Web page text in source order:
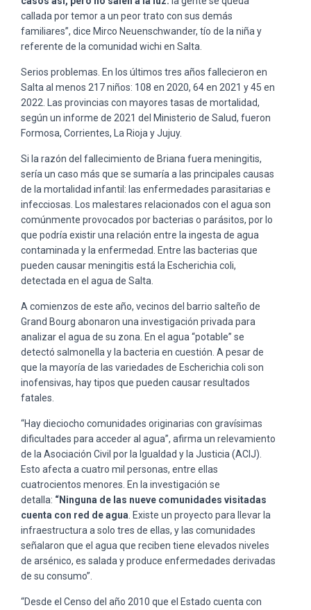
callada por temor a un peor trato con sus demás
familiares”, dice Mirco Neuenschwander, tío de la niña y
referente de la comunidad wichi en Salta.
Serios problemas. En los últimos tres años fallecieron en
Salta al menos 217 niños: 108 en 2020, 64 en 2021 y 45 en
2022. Las provincias con mayores tasas de mortalidad,
según un informe de 2021 del Ministerio de Salud, fueron
Formosa, Corrientes, La Rioja y Jujuy.
Si la razón del fallecimiento de Briana fuera meningitis,
sería un caso más que se sumaría a las principales causas
de la mortalidad infantil: las enfermedades parasitarias e
infecciosas. Los malestares relacionados con el agua son
comúnmente provocados por bacterias o parásitos, por lo
que podría existir una relación entre la ingesta de agua
contaminada y la enfermedad. Entre las bacterias que
pueden causar meningitis está la Escherichia coli,
detectada en el agua de Salta.
A comienzos de este año, vecinos del barrio salteño de
Grand Bourg abonaron una investigación privada para
analizar el agua de su zona. En el agua “potable” se
detectó salmonella y la bacteria en cuestión. A pesar de
que la mayoría de las variedades de Escherichia coli son
inofensivas, hay tipos que pueden causar resultados
fatales.
“Hay dieciocho comunidades originarias con gravísimas
dificultades para acceder al agua”, afirma un relevamiento
de la Asociación Civil por la Igualdad y la Justicia (ACIJ).
Esto afecta a cuatro mil personas, entre ellas
cuatrocientos menores. En la investigación se
detalla: “Ninguna de las nueve comunidades visitadas
cuenta con red de agua . Existe un proyecto para llevar la
infraestructura a solo tres de ellas, y las comunidades
señalaron que el agua que reciben tiene elevados niveles
de arsénico, es salada y produce enfermedades derivadas
de su consumo”.
“Desde el Censo del año 2010 que el Estado cuenta con